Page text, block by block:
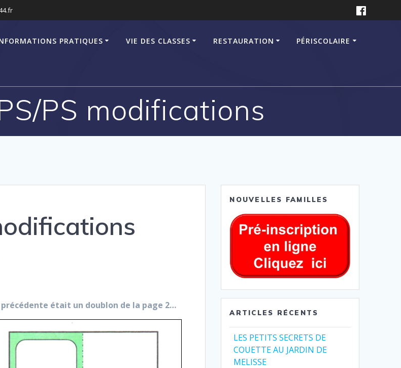
PRATIQUES VIE DES CLASSES RESTAURATION PÉRISCOLAIRE
PS modifications
était un doublon de la page 2…
NOUVELLES FAMILLES
ARTICLES RÉCENTS
LES PETITS SECRETS DE
COUETTE AU JARDIN DE
MELISSE